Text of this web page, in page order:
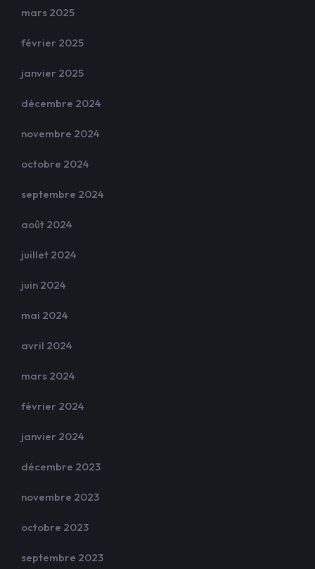
mars 2025
février 2025
janvier 2025
décembre 2024
novembre 2024
octobre 2024
septembre 2024
août 2024
juillet 2024
juin 2024
mai 2024
avril 2024
mars 2024
février 2024
janvier 2024
décembre 2023
novembre 2023
octobre 2023
septembre 2023